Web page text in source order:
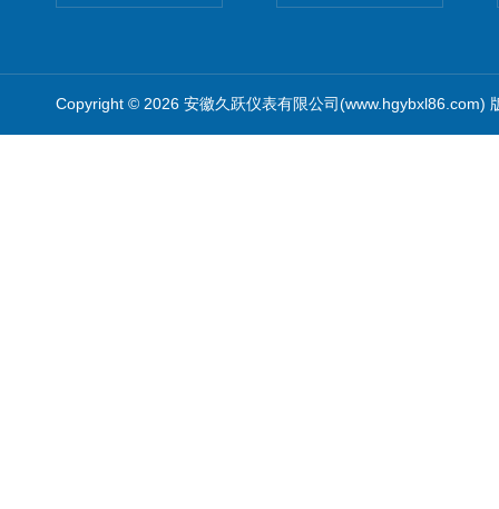
Copyright © 2026 安徽久跃仪表有限公司(www.hgybxl86.com)